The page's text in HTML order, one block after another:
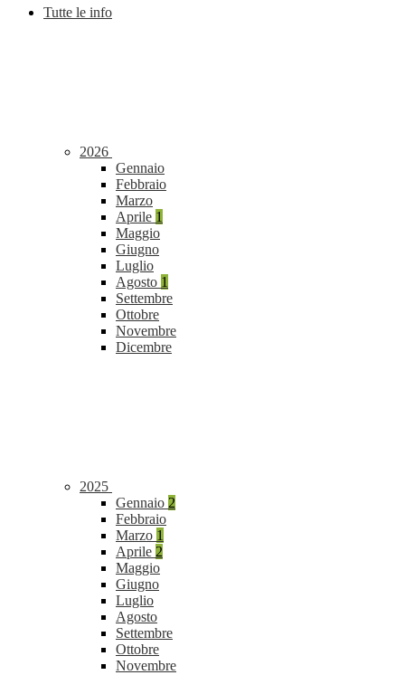
Tutte le info
2026
Gennaio
Febbraio
Marzo
Aprile 1
Maggio
Giugno
Luglio
Agosto 1
Settembre
Ottobre
Novembre
Dicembre
2025
Gennaio 2
Febbraio
Marzo 1
Aprile 2
Maggio
Giugno
Luglio
Agosto
Settembre
Ottobre
Novembre